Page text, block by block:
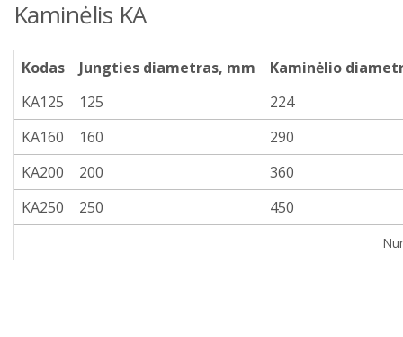
Kaminėlis KA
Kodas Jungties diametras, mm
Kaminėlio
KA125
125
224
KA160
160
290
KA200
200
360
KA250
250 450